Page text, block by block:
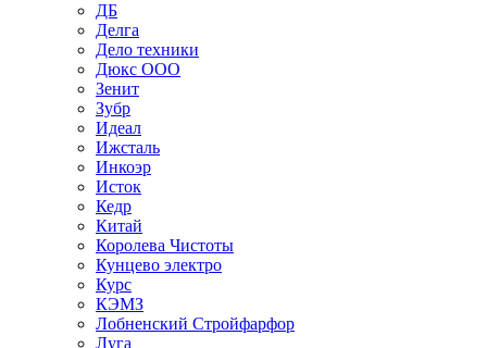
ДБ
Делга
Дело техники
Дюкс ООО
Зенит
Зубр
Идеал
Ижсталь
Инкоэр
Исток
Кедр
Китай
Королева Чистоты
Кунцево электро
Курс
КЭМЗ
Лобненский Стройфарфор
Луга